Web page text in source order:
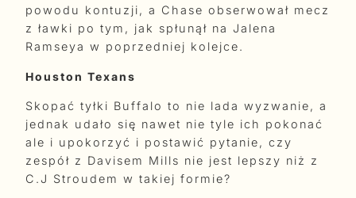
powodu kontuzji, a Chase obserwował mecz
z ławki po tym, jak spłunął na Jalena
Ramseya w poprzedniej kolejce.
Houston Texans
Skopać tyłki Buffalo to nie lada wyzwanie, a
jednak udało się nawet nie tyle ich pokonać
ale i upokorzyć i postawić pytanie, czy
zespół z Davisem Mills nie jest lepszy niż z
C.J Stroudem w takiej formie?